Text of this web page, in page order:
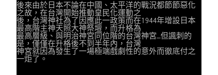
後來由於日本不論在中國、太平洋的戰況都節節惡化
之故，在台灣開始推動皇民化運動之
後，台灣神社為了因應此一政策而在1944年增設日本
最高階主神天照大神祭壇，而升格為
最高層級、與明治神宮同位階的台灣神宮…但諷刺的
是，僅僅在升格後不到半年內，台灣
神宮就因為發生了一場極端戲劇性的意外而徹底付之
一炬了。